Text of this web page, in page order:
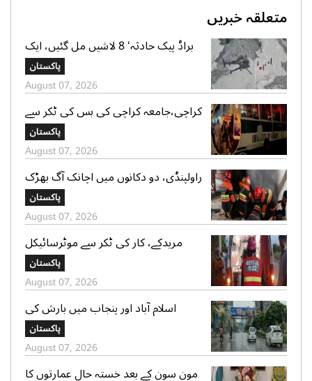
متعلقہ خبریں
براڈ پیک حادثہ‘ 8 لاشیں مل گئیں، ایک
تک رسائی مشکل، 2 کی تلاش جاری‘
صدر الپائن کلب
پاکستان
August 07, 2026
کراچی،جامعہ کراچی کی بس کی ٹکر سے
موٹر سائیکل سوار لڑکی جاں بحق،ڈرائیور
گرفتار
پاکستان
August 07, 2026
راولپنڈی، دو دکانوں میں اچانک آگ بھڑک
اٹھی، ریسکیو کی بروقت کارروائی، بڑا
نقصان ٹل گیا
پاکستان
August 07, 2026
مریدکے، کار کی ٹکر سے موٹرسائیکل
سوار 2 دوست جاں بحق، بچہ شدید
زخمی
پاکستان
August 07, 2026
اسلام آباد اور پنجاب میں بارش کی
پیشگوئی، کراچی میں بوندا باندی کا
امکان
پاکستان
August 07, 2026
مون سون کے بعد خستہ حال عمارتوں کا